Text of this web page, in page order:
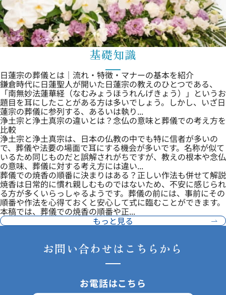
基礎知識
日蓮宗の葬儀とは｜流れ・特徴・マナーの基本を紹介
鎌倉時代に日蓮聖人が開いた日蓮宗の教えのひとつである、
「南無妙法蓮華経（なむみょうほうれんげきょう）」というお
題目を耳にしたことがある方は多いでしょう。しかし、いざ日
蓮宗の葬儀に参列する、あるいは執り...
浄土宗と浄土真宗の違いとは？念仏の意味と葬儀での考え方を
比較
浄土宗と浄土真宗は、日本の仏教の中でも特に信者が多いの
で、葬儀や法要の場面で耳にする機会が多いです。名称が似て
いるため同じものだと誤解されがちですが、教えの根本や念仏
の意味、葬儀に対する考え方には違い...
葬儀での焼香の順番に決まりはある？正しい作法も併せて解説
焼香は日常的に慣れ親しむものではないため、不安に感じられ
る方が多くいらっしゃるようです。葬儀の前には、事前にその
順番や作法を心得ておくと安心して式に臨むことができます。
本稿では、葬儀での焼香の順番や正...
もっと見る
お問い合わせはこちらから
お電話はこちら